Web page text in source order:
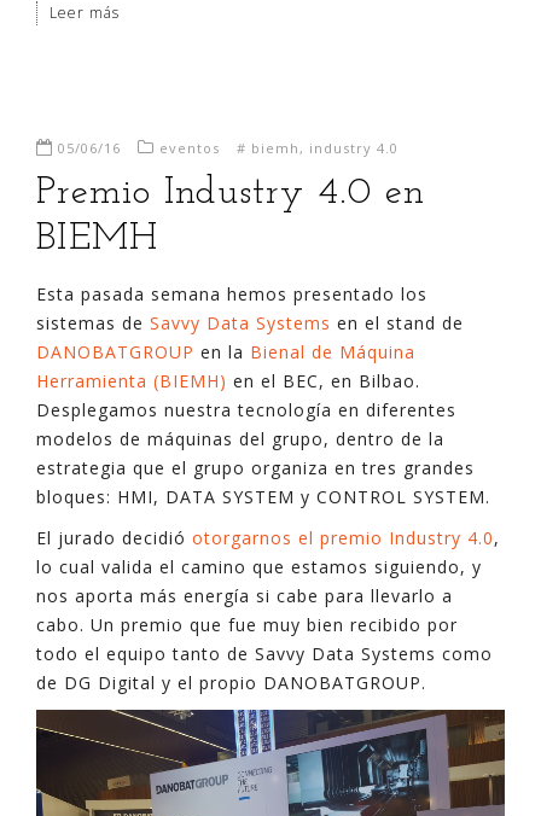
Leer más
05/06/16 eventos # biemh , industry 4.0
Premio Industry 4.0 en
BIEMH
Esta pasada semana hemos presentado los
sistemas de Savvy Data Systems en el stand de
DANOBATGROUP en la Bienal de Máquina
Herramienta (BIEMH) en el BEC, en Bilbao.
Desplegamos nuestra tecnología en diferentes
modelos de máquinas del grupo, dentro de la
estrategia que el grupo organiza en tres grandes
bloques: HMI, DATA SYSTEM y CONTROL SYSTEM.
El jurado decidió otorgarnos el premio Industry 4.0,
lo cual valida el camino que estamos siguiendo, y
nos aporta más energía si cabe para llevarlo a
cabo. Un premio que fue muy bien recibido por
todo el equipo tanto de Savvy Data Systems como
de DG Digital y el propio DANOBATGROUP.